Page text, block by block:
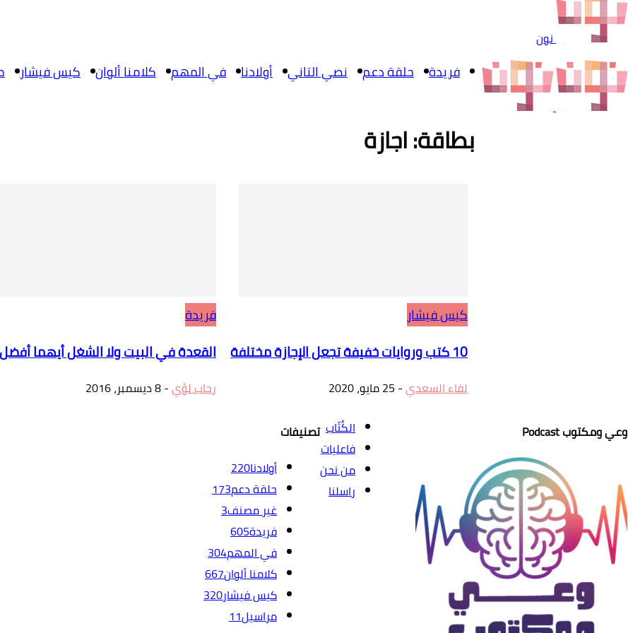
نون
فريدة حلقة دعم نصي التاني أولادنا في المهم كلامنا ألوان كيس فيشار
بطاقة: اجازة
كيس فيشار
10 كتب وروايات خفيفة تجعل الإجازة مختلفة
لقاء السعدي- 25 مايو، 2020
فريدة
القعدة في البيت ولا الشغل أيهما
رحاب لؤي-8 ديسمبر، 2016
وعي ومكتوب Podcast
الكُتّاب
فاعليات
من نحن
راسلنا
تصنيفات
أولادنا220
حلقة دعم173
غير مصنف3
فريدة605
في المهم304
كلامنا ألوان667
كيس فيشار320
مراسيل11